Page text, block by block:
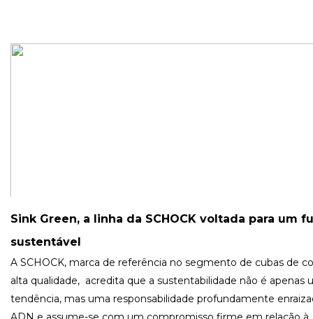
Sink Green, a linha da SCHOCK voltada para um
sustentável
A SCHOCK, marca de referência no segmento de cubas de
alta qualidade, acredita que a sustentabilidade não é apenas
tendência, mas uma responsabilidade profundamente